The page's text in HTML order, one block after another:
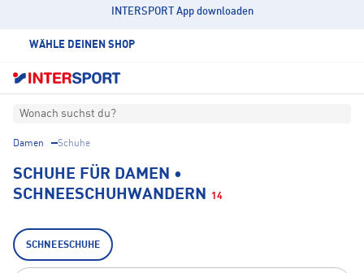
INTERSPORT App downloaden
WÄHLE DEINEN SHOP
Wonach suchst du?
Damen Schuhe
SCHUHE FÜR DAMEN •
SCHNEESCHUHWANDERN
14
SCHNEESCHUHE